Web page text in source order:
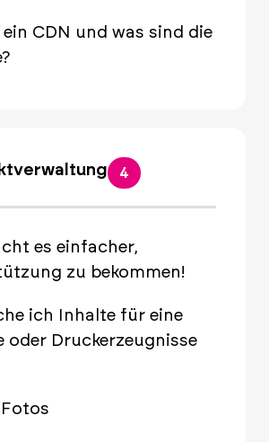
ein CDN und was sind die
4
es einfacher,
zu bekommen!
ich Inhalte für eine
oder Druckerzeugnisse